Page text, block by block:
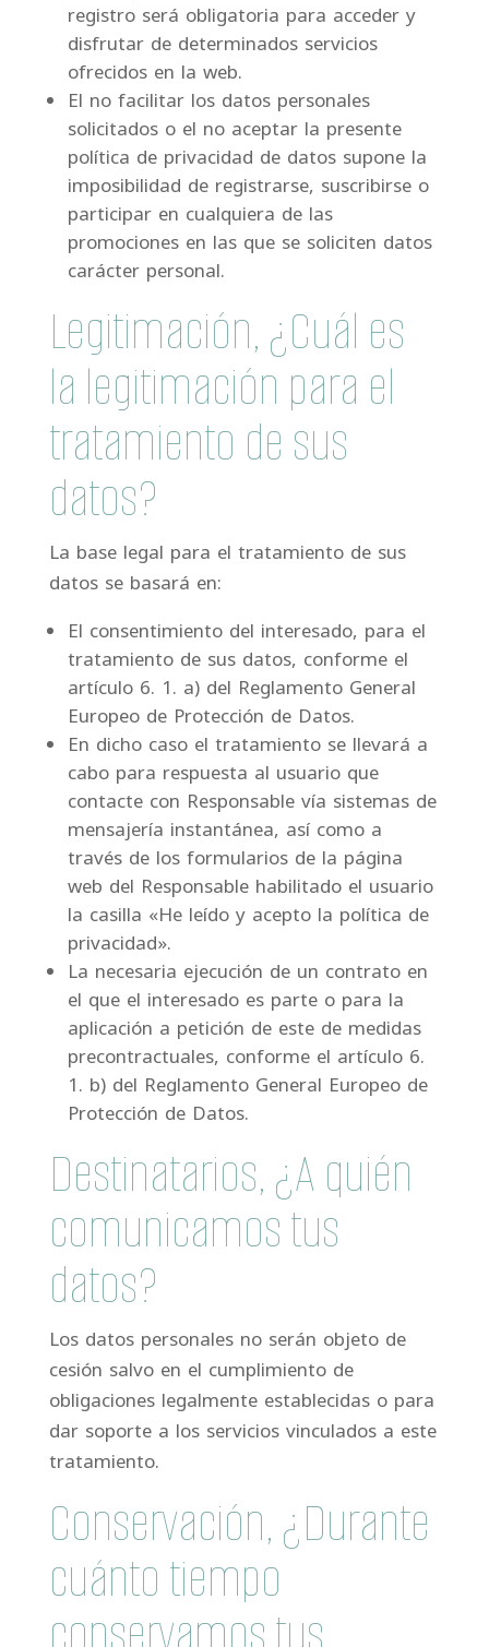
registro será obligatoria para acceder y
disfrutar de determinados servicios
ofrecidos en la web.
El no facilitar los datos personales
solicitados o el no aceptar la presente
política de privacidad de datos supone la
imposibilidad de registrarse, suscribirse o
participar en cualquiera de las
promociones en las que se soliciten datos
carácter personal.
Legitimación, ¿Cuál es
la legitimación para el
tratamiento de sus
datos?
La base legal para el tratamiento de sus
datos se basará en:
El consentimiento del interesado, para el
tratamiento de sus datos, conforme el
artículo 6. 1. a) del Reglamento General
Europeo de Protección de Datos.
En dicho caso el tratamiento se llevará a
cabo para respuesta al usuario que
contacte con Responsable vía sistemas de
mensajería instantánea, así como a
través de los formularios de la página
web del Responsable habilitado el usuario
la casilla «He leído y acepto la política de
privacidad».
La necesaria ejecución de un contrato en
el que el interesado es parte o para la
aplicación a petición de este de medidas
precontractuales, conforme el artículo 6.
1. b) del Reglamento General Europeo de
Protección de Datos.
Destinatarios, ¿A quién
comunicamos tus
datos?
Los datos personales no serán objeto de
cesión salvo en el cumplimiento de
obligaciones legalmente establecidas o para
dar soporte a los servicios vinculados a este
tratamiento.
Conservación, ¿Durante
cuánto tiempo